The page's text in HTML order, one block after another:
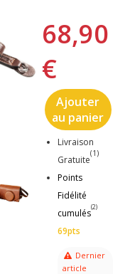
68,90
€
Ajouter
au panier
Livraison
Gratuite
(1)
Points
Fidélité
cumulés
(2)
69pts
Dernier
article